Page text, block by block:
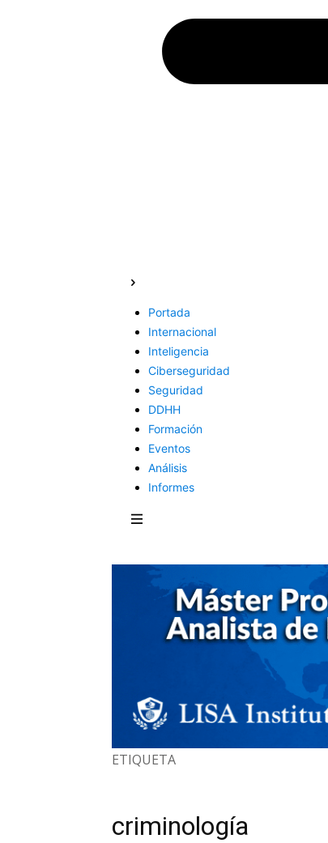
Portada
Internacional
Inteligencia
Ciberseguridad
Seguridad
DDHH
Formación
Eventos
Análisis
Informes
ETIQUETA
criminología